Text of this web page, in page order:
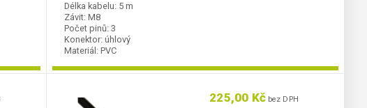
Délka kabelu: 5 m
Závit: M8
Počet pinů: 3
Konektor: úhlový
Materiál: PVC
225,00 Kčbez DPH